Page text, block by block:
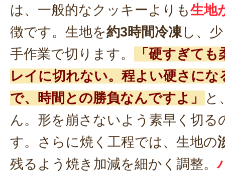
は、一般的なクッキーよりも生地
徴です。生地を約3時間冷凍し、
手作業で切ります。
「硬すぎて
レイに切れない。程よい硬さにな
で、時間との勝負なんですよ」
と
ん。形を崩さないよう素早く切る
す。さらに焼く工程では、生地の
残るよう焼き加減を細かく調整。